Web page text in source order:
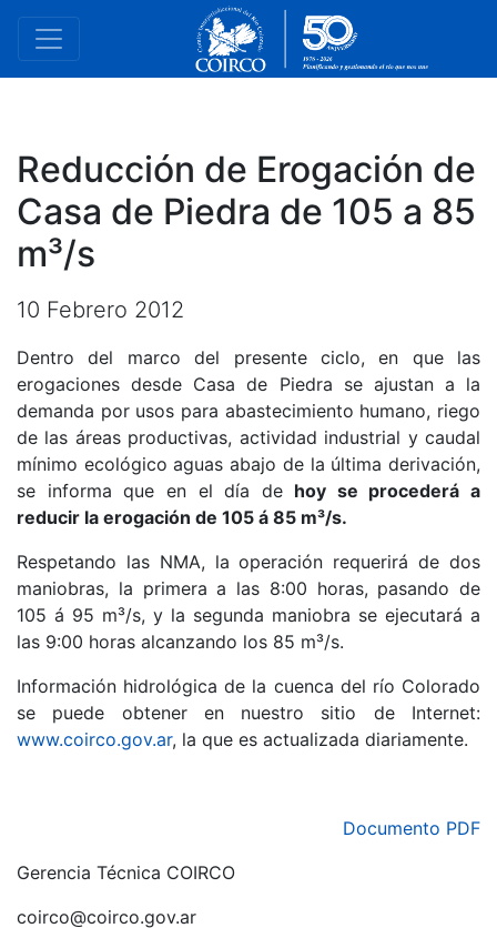
Reducción de Erogación de
Casa de Piedra de 105 a 85
m³/s
10 Febrero 2012
Dentro del marco del presente ciclo, en que las
erogaciones desde Casa de Piedra se ajustan a la
demanda por usos para abastecimiento humano, riego
de las áreas productivas, actividad industrial y caudal
mínimo ecológico aguas abajo de la última derivación,
se informa que en el día de hoy se procederá a
reducir la erogación de 105 á 85 m³/s.
Respetando las NMA, la operación requerirá de dos
maniobras, la primera a las 8:00 horas, pasando de
105 á 95 m³/s, y la segunda maniobra se ejecutará a
las 9:00 horas alcanzando los 85 m³/s.
Información hidrológica de la cuenca del río Colorado
se puede obtener en nuestro sitio de Internet:
www.coirco.gov.ar, la que es actualizada diariamente.
Documento PDF
Gerencia Técnica COIRCO
coirco@coirco.gov.ar